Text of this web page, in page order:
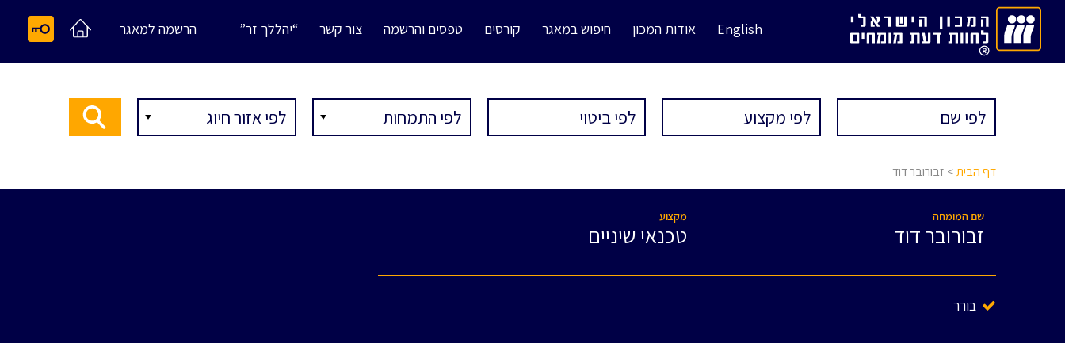
English אודות המכון חיפוש במאגר קורסים טפסים והרשמה צור קשר “יהללך זר” הרשמה למאגר
דף הבית> זבורובר דוד
שם המומחה
זבורובר דוד
מקצוע
טכנאי שיניים
בורר